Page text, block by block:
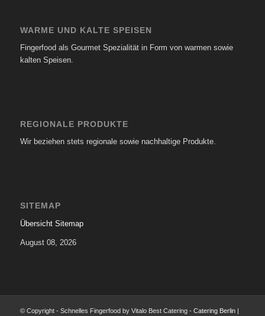
WARME UND KALTE SPEISEN
Fingerfood als Gourmet Spezialität in Form von warmen sowie
kalten Speisen.
REGIONALE PRODUKTE
Wir beziehen stets regionale sowie nachhaltige Produkte.
SITEMAP
Übersicht Sitemap
August 08, 2026
© Copyright - Schnelles Fingerfood by Vitalo Best Catering - Catering Berlin|